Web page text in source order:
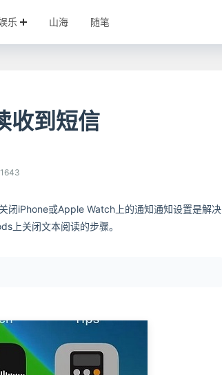
乐 山海 随笔
收到短信
1643
闭iPhone或Apple Watch上的通知通知设置是解决
上关闭文本阅读的步骤。